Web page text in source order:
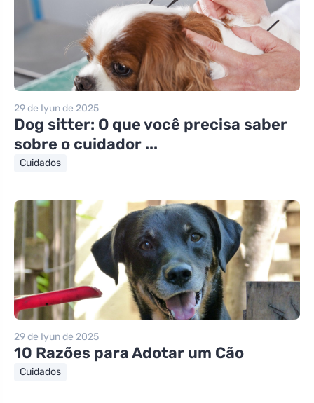
29 de Iyun de 2025
Dog sitter: O que você precisa saber
sobre o cuidador ...
Cuidados
29 de Iyun de 2025
10 Razões para Adotar um Cão
Cuidados